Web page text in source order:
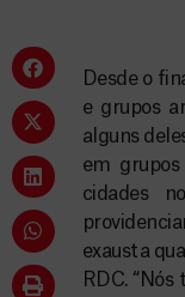
Desde o
e grupos
alguns
em grupos
cidades
exausta
RDC.